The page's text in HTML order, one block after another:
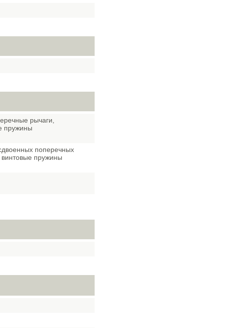
рычаги,
пружины
поперечных
винтовые пружины